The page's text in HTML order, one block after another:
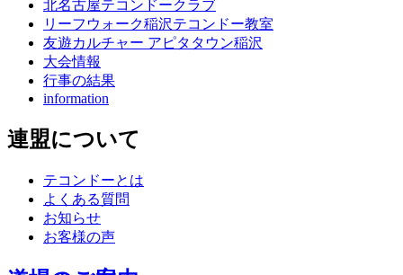
北名古屋テコンドークラブ
リーフウォーク稲沢テコンドー教室
友遊カルチャー アピタタウン稲沢
大会情報
行事の結果
information
連盟について
テコンドーとは
よくある質問
お知らせ
お客様の声